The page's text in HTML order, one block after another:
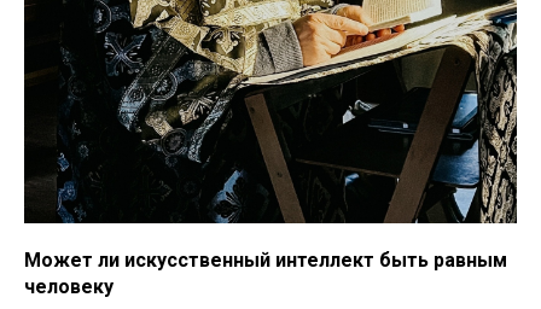
Может ли искусственный интеллект быть равным
человеку